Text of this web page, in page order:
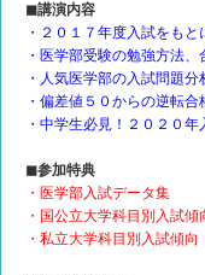
◼︎講演内容
・２０１７年度入試をも
・医学部受験の勉強方法
・人気医学部の入試問題分
・偏差値５０からの逆転合
・中学生必見！２０２０年
◼︎参加特典
・医学部入試データ集
・国公立大学科目別入試傾
・私立大学科目別入試傾向